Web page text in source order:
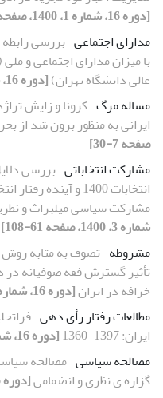
[دوره 16، شماره 1، 1400، صفحه 7-36]
مدارای اجتماعی بررسی
با میزان مدارای اجتماعی و
عالی دانشگاه تهران)[دوره 16، شماره 1، 1400، صفحه 165-190]
مساله مرگ کرونا و زایش
ایرانی به منظور برون شد از
صفحه 7-30]
مشارکت انتخاباتی بررسی
انتخابات 1400 و
مشارکت سیاسی میلبراث و
شماره 3، 1400، صفحه 61-108]
مشروطه تصوف به مثابه روش
تأثیر گسترش فقه صوفیانه در
خرافه در ایران[دوره 16، شماره 3، 1400، صفحه 31-60]
مطالعات رفتار رأی دهی
ایران: 1397-1360
[دوره 16، شماره 1، 1400، صفحه 69-114]
مصالحه سیاسی مصالحه
گزاره ی نظری و انضمامی[دوره 16، شماره 4، 1400، صفحه 181-219]